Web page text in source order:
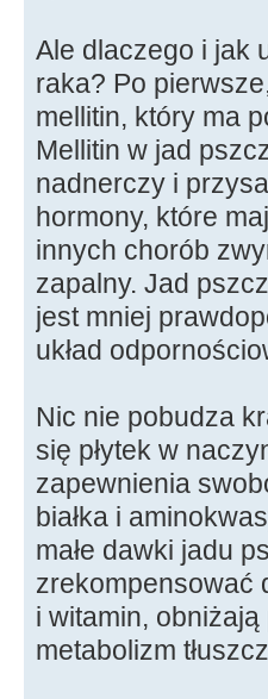
Ale dlaczego i jak
raka? Po
mellitin, który ma
Mellitin w jad
nadnerczy i
hormony, które
innych chorób
zapalny. Jad
jest mniej
układ
Nic nie pobudza
się płytek w
zapewnienia
białka i
małe dawki jadu
zrekompensować
i witamin,
metabolizm